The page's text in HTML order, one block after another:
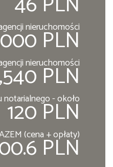
nieruchomości
PLN
nieruchomości
PLN
- około
120 PLN
(cena + opłaty)
PLN